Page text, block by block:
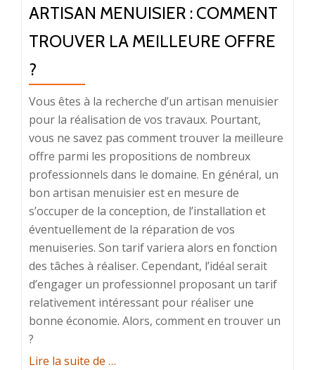
ARTISAN MENUISIER : COMMENT
TROUVER LA MEILLEURE OFFRE
?
Vous êtes à la recherche d’un artisan menuisier
pour la réalisation de vos travaux. Pourtant,
vous ne savez pas comment trouver la meilleure
offre parmi les propositions de nombreux
professionnels dans le domaine. En général, un
bon artisan menuisier est en mesure de
s’occuper de la conception, de l’installation et
éventuellement de la réparation de vos
menuiseries. Son tarif variera alors en fonction
des tâches à réaliser. Cependant, l’idéal serait
d’engager un professionnel proposant un tarif
relativement intéressant pour réaliser une
bonne économie. Alors, comment en trouver un
?
Lire la suite de à
…